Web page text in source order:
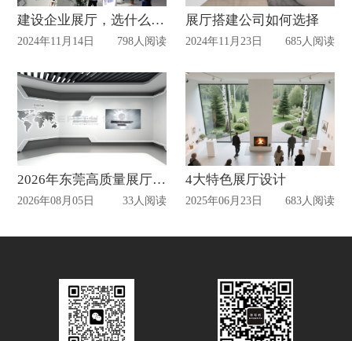
建设企业展厅，选什么样的展厅设计公司更靠谱
2024年11月14日 798人阅读
展厅搭建公司如何选择
2024年11月23日 685人阅读
2026年东莞高质量展厅设计公司盘点：实力强的靠谱公司精选推荐
2026年08月05日 33人阅读
4大特色展厅设计
2025年06月23日 683人阅读